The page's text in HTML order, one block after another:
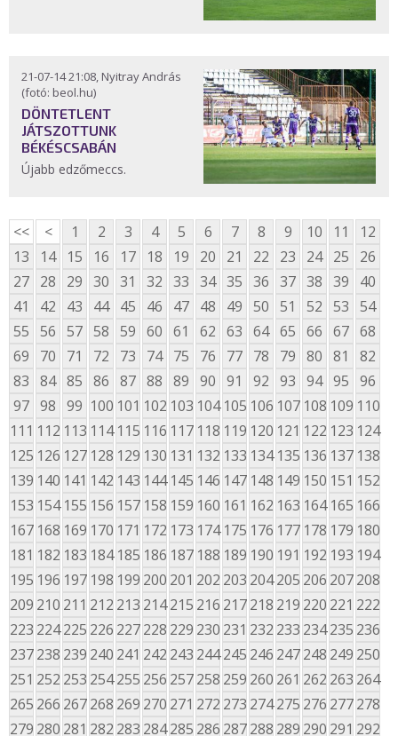
21-07-14 21:08, Nyitray András
(fotó: beol.hu)
DÖNTETLENT
JÁTSZOTTUNK
BÉKÉSCSABÁN
Újabb edzőmeccs.
<< < 1 2 3 4 5 6 7 8 9 10 11
12
13
14 15 16 17 18 19 20 21 22 23 24 25
26
27 28 29 30 31 32 33 34 35 36 37 38 39
40
41
42 43 44 45 46 47 48 49 50 51 52 53 54
55 56 57 58 59 60 61 62 63 64 65 66 67 68
69
70 71 72 73 74 75 76 77 78 79 80 81
82
83 84 85 86 87 88 89 90 91 92 93 94 95 96
97 98 99 100 101 102 103 104 105 106 107 108 109 110
111 112 113 114 115 116 117 118 119 120 121 122 123 124
125 126 127 128 129 130 131 132 133 134 135 136 137 138
139 140 141 142 143 144 145 146 147 148 149 150 151 152
153 154 155 156 157 158 159 160 161 162 163 164 165 166
167 168 169 170 171 172 173 174 175 176 177 178 179 180
181 182 183 184 185 186 187 188 189 190 191 192 193 194
195 196 197 198 199 200 201 202 203 204205 206 207208
209 210 211 212 213 214215 216 217218 219 220 221 222
223 224225 226 227228 229 230 231 232 233 234235 236
237238 239 240 241 242 243 244245 246 247248 249 250
251 252 253 254255 256 257258 259 260 261 262 263 264
265 266 267268 269 270 271 272 273 274275 276 277278
279 280 281 282 283 284285 286 287288 289 290 291 292